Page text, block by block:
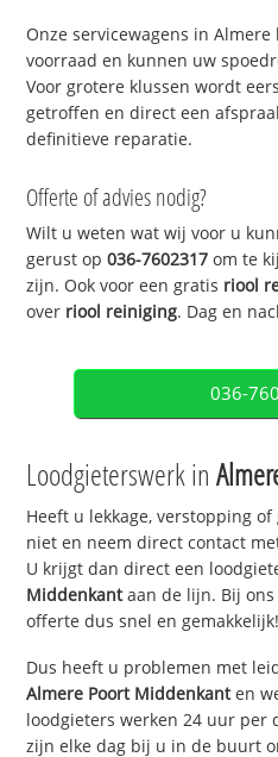
Onze servicewagens in
voorraad en kunnen uw
Voor grotere klussen wordt
getroffen en direct een
definitieve reparatie.
Offerte of advies nodig?
Wilt u weten wat wij voor u
gerust op036-7602317 om te
zijn. Ook voor een gratis riool
over riool reiniging. Dag en
036-
Loodgieterswerk in
Heeft u lekkage, verstopping
niet en neem direct contact
U krijgt dan direct een
Middenkantaan de lijn. Bij
offerte dus snel en gemakkelijk!
Dus heeft u problemen met
Almere Poort Middenkanten
loodgieters werken 24 uur per
zijn elke dag bij u in de buurt